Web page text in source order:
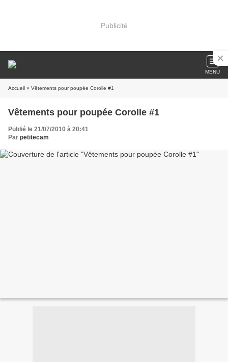
Publicité
MENU
Accueil » Vêtements pour poupée Corolle #1
Vêtements pour poupée Corolle #1
Publié le 21/07/2010 à 20:41
Par petitecam